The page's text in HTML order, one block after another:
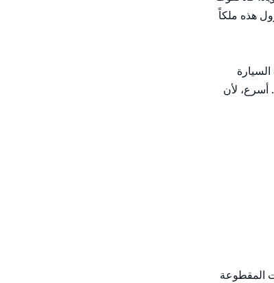
الفرصة لامتلاك هذا الجمال. احصل عليها الآن وكن مصدر حسد الجميع على الطريق. اتصل بنا اليوم لتحديد موعد لاختبار القيادة واجعل من نيسان باترول هذه ملكاً